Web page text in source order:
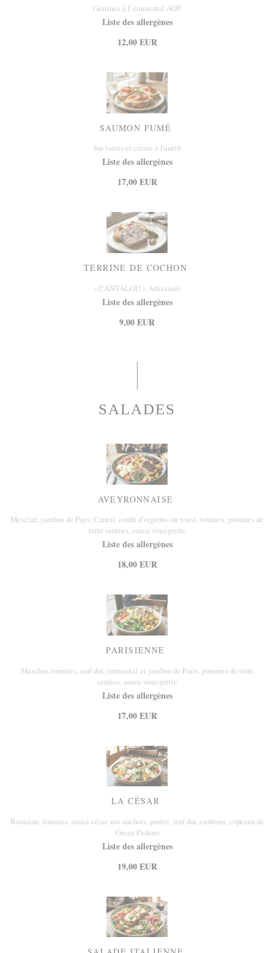
Gratinée à l’emmental AOP
Liste des allergènes
12,00 EUR
SAUMON FUMÉ
Sur toasts et crème à l'aneth
Liste des allergènes
17,00 EUR
TERRINE DE COCHON
« CANTALOU » Artisanale
Liste des allergènes
9,00 EUR
SALADES
AVEYRONNAISE
Mesclun, jambon de Pays, Cantal, confit d’oignons sur toast, tomates, pommes de
terre sautées, sauce vinaigrette
Liste des allergènes
18,00 EUR
PARISIENNE
Mesclun, tomates, œuf dur, emmental et jambon de Paris, pommes de terre
sautées, sauce vinaigrette
Liste des allergènes
17,00 EUR
LA CÉSAR
Romaine, tomates, sauce césar aux anchois, poulet, œuf dur, croûtons, copeaux de
Grana Padano
Liste des allergènes
19,00 EUR